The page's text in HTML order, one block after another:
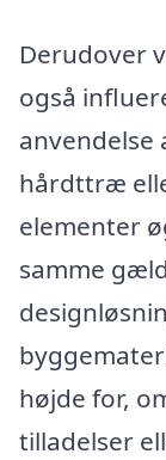
Derudover
også
anvendelse
hårdttræ
elementer
samme
højde for,
tilladelser